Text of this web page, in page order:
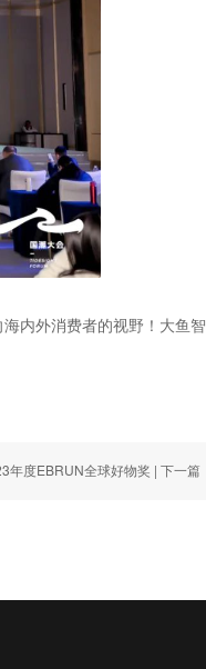
内外消费者的视野！大鱼智
年度EBRUN全球好物奖 | 下一篇